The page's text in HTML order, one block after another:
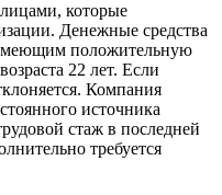
которые
Денежные средства
положительную
22 лет. Если
Компания
источника
стаж в последней
требуется